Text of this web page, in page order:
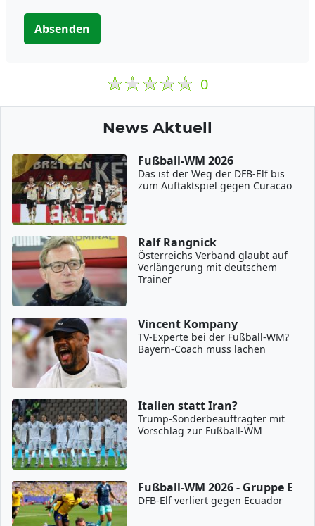
Absenden
0
News Aktuell
Fußball-WM 2026
Das ist der Weg der DFB-Elf bis
zum Auftaktspiel gegen Curacao
Ralf Rangnick
Österreichs Verband glaubt auf
Verlängerung mit deutschem
Trainer
Vincent Kompany
TV-Experte bei der Fußball-WM?
Bayern-Coach muss lachen
Italien statt Iran?
Trump-Sonderbeauftragter mit
Vorschlag zur Fußball-WM
Fußball-WM 2026 - Gruppe E
DFB-Elf verliert gegen Ecuador